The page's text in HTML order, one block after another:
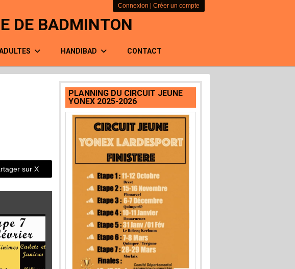
Connexion Créer un compte
DE BADMINTON
HANDIBAD CONTACT
sur X
PLANNING DU CIRCUIT JEUNE
YONEX 2025-2026